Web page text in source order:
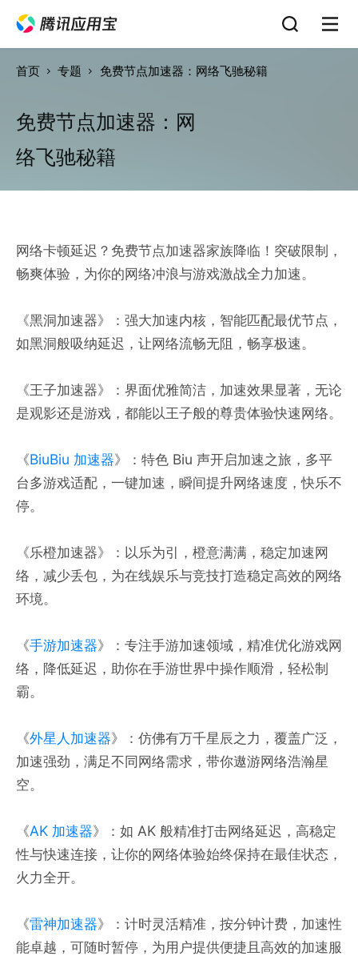
首页 专题 免费节点加速器：网络飞驰秘籍
免费节点加速器：网
络飞驰秘籍
网络卡顿延迟？免费节点加速器家族降临！突破限制，
畅爽体验，为你的网络冲浪与游戏激战全力加速。
《黑洞加速器》：强大加速内核，智能匹配最优节点，
如黑洞般吸纳延迟，让网络流畅无阻，畅享极速。
《王子加速器》：界面优雅简洁，加速效果显著，无论
是观影还是游戏，都能以王子般的尊贵体验快速网络。
《BiuBiu 加速器》：特色 Biu 声开启加速之旅，多平
台多游戏适配，一键加速，瞬间提升网络速度，快乐不
停。
《乐橙加速器》：以乐为引，橙意满满，稳定加速网
络，减少丢包，为在线娱乐与竞技打造稳定高效的网络
环境。
《手游加速器》：专注手游加速领域，精准优化游戏网
络，降低延迟，助你在手游世界中操作顺滑，轻松制
霸。
《外星人加速器》：仿佛有万千星辰之力，覆盖广泛，
加速强劲，满足不同网络需求，带你遨游网络浩瀚星
空。
《AK 加速器》：如 AK 般精准打击网络延迟，高稳定
性与快速连接，让你的网络体验始终保持在最佳状态，
火力全开。
《雷神加速器》：计时灵活精准，按分钟计费，加速性
能卓越，可随时暂停，为用户提供便捷且高效的加速服